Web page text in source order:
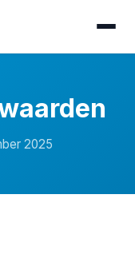
2025